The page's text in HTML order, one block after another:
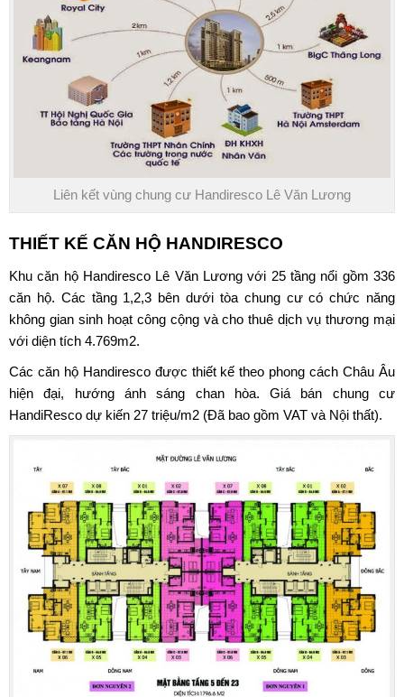
Liên kết vùng chung cư Handiresco Lê Văn Lương
THIẾT KẾ CĂN HỘ HANDIRESCO
Khucăn hộ Handiresco Lê Văn Lương với 25 tầng nổi gồm 336
căn hộ. Các tầng 1,2,3 bên dưới tòa chung cư có chức năng
không gian sinh hoạt công cộng và cho thuê dịch vụ thương mại
với diện tích 4.769m2.
Các căn hộ Handiresco được thiết kế theo phong cách Châu Âu
hiện đại, hướng ánh sáng chan hòa. Giá bán chung cư
HandiResco dự kiến 27 triệu/m2 (Đã bao gồm VAT và Nội thất).